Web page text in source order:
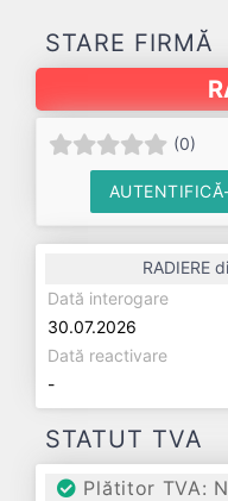
STARE FIRMĂ
(0)
RADIERE
Dată interogare
30.07.2026
Dată reactivare
-
STATUT TVA
Plătitor TVA: